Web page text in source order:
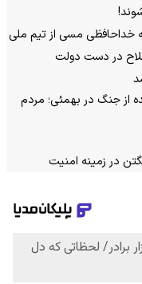
خداحافظی مسی از تیم ملی
در دست دولت
از جنگ در بهمئی؛ مردم
در زمینه امنیت